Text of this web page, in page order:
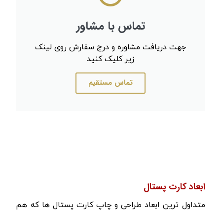
تماس با مشاور
جهت دریافت مشاوره و درج سفارش روی لینک
زیر کلیک کنید
تماس مستقیم
ابعاد کارت پستال
متداول ترین ابعاد طراحی و چاپ کارت پستال ها که هم